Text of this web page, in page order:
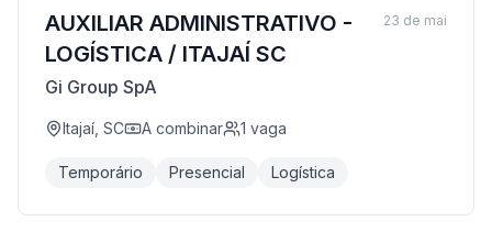
AUXILIAR ADMINISTRATIVO -
LOGÍSTICA / ITAJAÍ SC
Gi Group SpA
Itajaí, SC A combinar 1 vaga
Temporário Presencial Logística
23 de mai